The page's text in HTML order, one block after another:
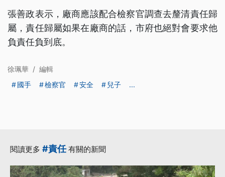
張善政表示，廠商應該配合檢察官調查去釐清責任歸
屬，責任歸屬如果在廠商的話，市府也絕對會要求他
負責任負到底。
徐珮華 / 編輯
國手
檢察官 安全 兒子 ...
閱讀更多 #責任有關的新聞